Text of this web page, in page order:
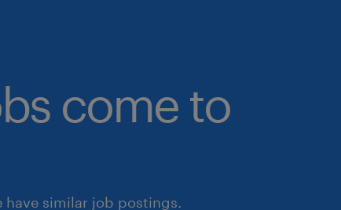
come to
have similar job postings.